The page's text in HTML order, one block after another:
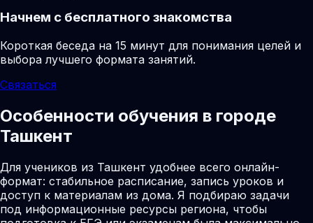
Начнем с бесплатного знакомства
Короткая беседа на 15 минут для понимания целей и
выбора лучшего формата занятий.
Связаться
Особенности обучения в городе
Ташкент
Для учеников из Ташкент удобнее всего онлайн-
формат: стабильное расписание, запись уроков и
доступ к материалам из дома. Я подбираю задачи
под информационные ресурсы региона, чтобы